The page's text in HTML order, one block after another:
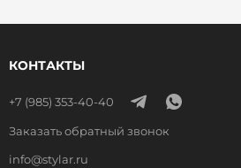
КОНТАКТЫ
+7 (985) 353-40-40
Заказать обратный звонок
info@stylar.ru